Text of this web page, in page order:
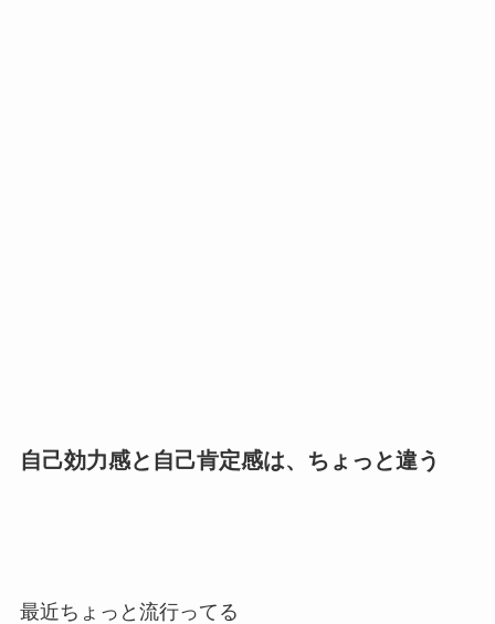
自己効力感と自己肯定感は、ちょっと違う
最近ちょっと流行ってる